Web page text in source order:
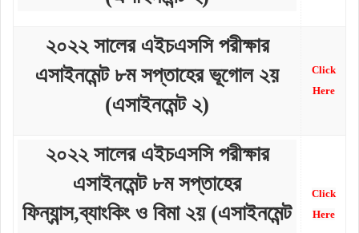
২০২২ সালের এইচএসসি পরীক্ষার
এসাইনমেন্ট ৮ম সপ্তাহের ভূগোল ২য়
(এসাইনমেন্ট ২)
Click
Here
২০২২ সালের এইচএসসি পরীক্ষার
এসাইনমেন্ট ৮ম সপ্তাহের
ফিন্যান্স,ব্যাংকিং ও বিমা ২য় (এসাইনমেন্ট
Click
Here